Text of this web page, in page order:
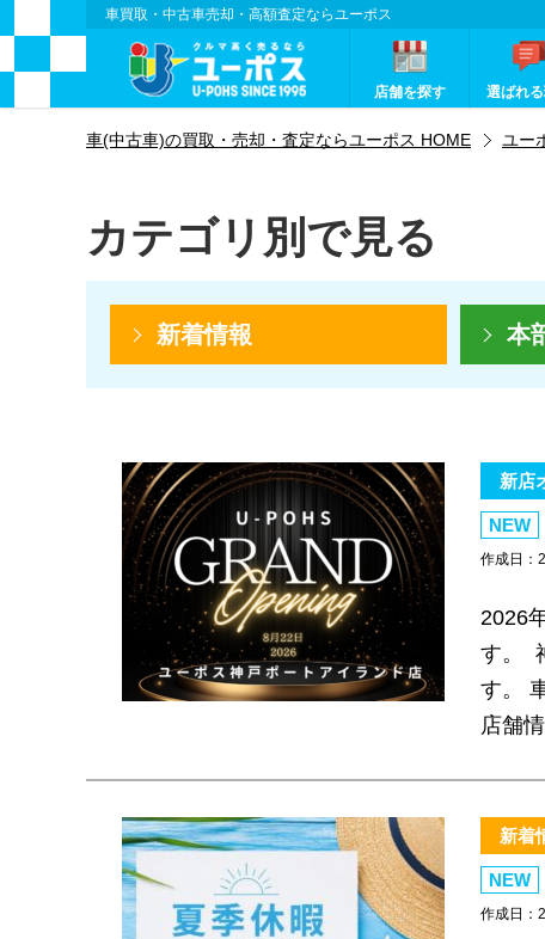
車買取・中古車売却・高額査定ならユーポス
店舗を探す 選ばれ
車(中古車)の買取・売却・査定ならユーポス HOME ユー
カテゴリ別で見る
新着情報 本
新店
NEW
作成日：
2026
す。
す。
店舗
新着
NEW
作成日：